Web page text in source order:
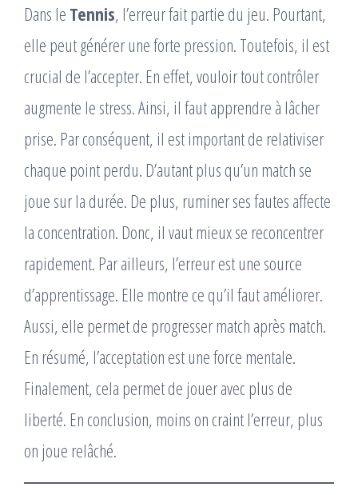
Dans le Tennis, l’erreur fait partie du jeu. Pourtant,
elle peut générer une forte pression. Toutefois, il est
crucial de l’accepter. En effet, vouloir tout contrôler
augmente le stress. Ainsi, il faut apprendre à lâcher
prise. Par conséquent, il est important de relativiser
chaque point perdu. D’autant plus qu’un match se
joue sur la durée. De plus, ruminer ses fautes affecte
la concentration. Donc, il vaut mieux se reconcentrer
rapidement. Par ailleurs, l’erreur est une source
d’apprentissage. Elle montre ce qu’il faut améliorer.
Aussi, elle permet de progresser match après match.
En résumé, l’acceptation est une force mentale.
Finalement, cela permet de jouer avec plus de
liberté. En conclusion, moins on craint l’erreur, plus
on joue relâché.